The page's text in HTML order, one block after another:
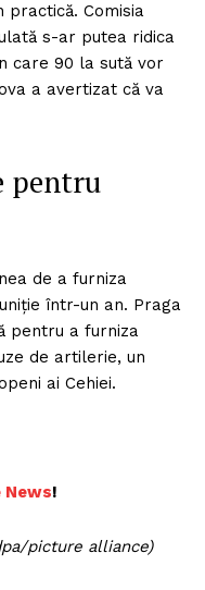
Comisia
s-ar putea ridica
care 90 la sută vor
a avertizat că va
pentru
de a furniza
într-un an. Praga
pentru a furniza
de artilerie, un
ai Cehiei.
News!
picture alliance)